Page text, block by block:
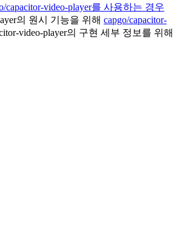
capacitor-video-player를 사용하는 경우
의 원시 기능을 위해 capgo/capacitor-
video-player의 구현 세부 정보를 위해